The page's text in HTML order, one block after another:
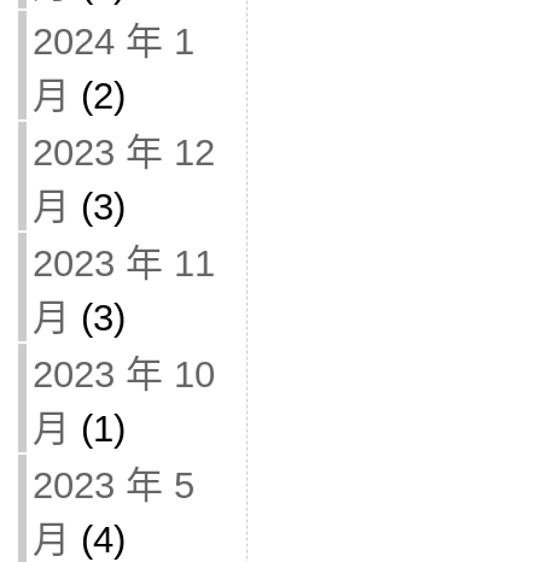
2024 年 1
月 (2)
2023 年 12
月 (3)
2023 年 11
月 (3)
2023 年 10
月 (1)
2023 年 5
月 (4)